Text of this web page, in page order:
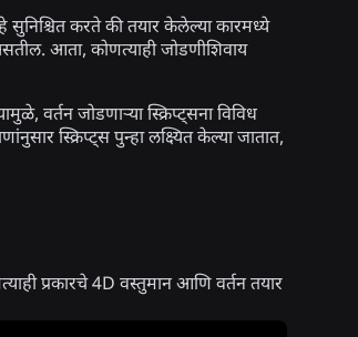
करते की तयार केलेल्या कारमध्ये
आता, कोणत्याही जोडणीशिवाय
वर्तन जोडणाऱ्या स्क्रिप्ट्सना विविध
स्क्रिप्ट्स पुन्हा लक्ष्यित केल्या जातात,
प्रकारचे 4D वस्तुमान आणि वर्तन तयार